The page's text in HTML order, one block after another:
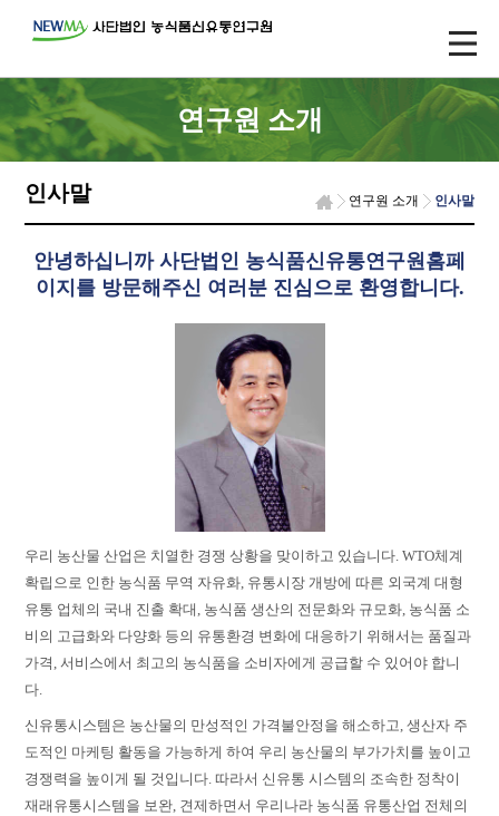
연구원 소개
인사말 연구원 소개 인사말
안녕하십니까 사단법인 농식품신유통연구원홈페
이지를 방문해주신 여러분 진심으로 환영합니다.
우리 농산물 산업은 치열한 경쟁 상황을 맞이하고 있습니다. WTO체계
확립으로 인한 농식품 무역 자유화, 유통시장 개방에 따른 외국계 대형
유통 업체의 국내 진출 확대, 농식품 생산의 전문화와 규모화, 농식품 소
비의 고급화와 다양화 등의 유통환경 변화에 대응하기 위해서는 품질과
가격, 서비스에서 최고의 농식품을 소비자에게 공급할 수 있어야 합니
다.
신유통시스템은 농산물의 만성적인 가격불안정을 해소하고, 생산자 주
도적인 마케팅 활동을 가능하게 하여 우리 농산물의 부가가치를 높이고
경쟁력을 높이게 될 것입니다. 따라서 신유통 시스템의 조속한 정착이
재래유통시스템을 보완, 견제하면서 우리나라 농식품 유통산업 전체의